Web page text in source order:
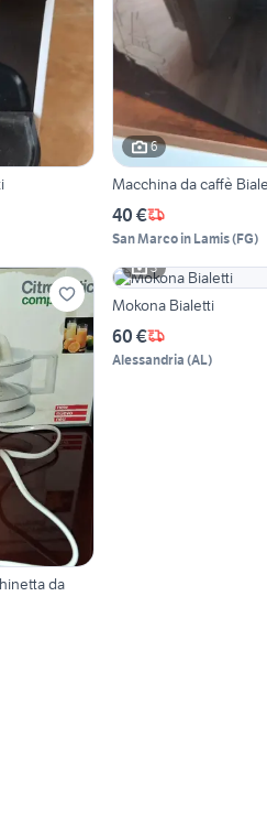
6
Macchina da caffè
40 €
San Marco in Lamis(FG)
da
3
Mokona Bialetti
60 €
Alessandria (AL)